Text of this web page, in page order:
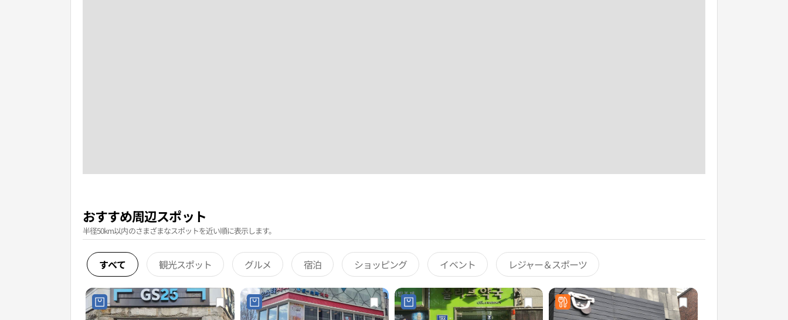
おすすめ周辺スポット
半径50km以内のさまざまなスポットを近い順に表示します。
すべて 観光スポット グルメ 宿泊 ショッピング イベント レジャー＆スポーツ